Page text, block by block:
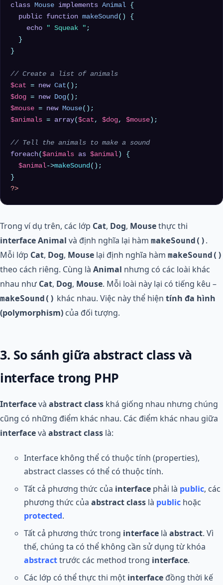
class Mouse implements Animal {
public function makeSound( ) {
echo
" Squeak " ;
  }
}
// Create a list of animals
$cat = new Cat
$dog = new Dog
$mouse = new Mouse
$animals = array( $cat , $dog, $mouse );
// Tell the animals to make a sound
foreach( $animals as $animal ) {
$animal->makeSound();
?>
Trong ví dụ trên, các lớp Cat, Dog, Mousethực thi
interfaceAnimal và định nghĩa lại hàm makeSound() .
Mỗi lớp Cat, Dog, Mouse lại định nghĩa hàm makeSound()
theo cách riêng. Cùng là Animal nhưng có các loài khác
nhau nhưCat, Dog, Mouse. Mỗi loài này lại có tiếng kêu –
makeSound() khác nhau. Việc này thể hiện tính đa hình
(polymorphism) của đối tượng.
3. So sánh giữa abstract class và
interface trong PHP
Interfacevà abstract class khá giống nhau nhưng chúng
cũng có những điểm khác nhau. Các điểm khác nhau giữa
interfacevà abstract class là:
Interface không thể có thuộc tính (properties),
abstract classes có thể có thuộc tính.
Tất cả phương thức của interface phải là public, các
phương thức của abstract class là public hoặc
protected.
Tất cả phương thức trong interface là abstract. Vì
thế, chúng ta có thể không cần sử dụng từ khóa
abstracttrước các method trong interface.
Các lớp có thể thực thi một interface đồng thời kế